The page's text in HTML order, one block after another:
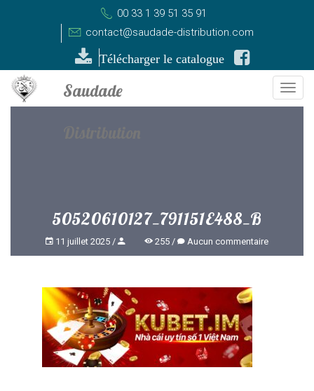
00 33 1 39 51 35 91
contact@saudade-distribution.com
Télécharger le catalogue
50520610127_791151E488_B
11 juillet 2025 255 Aucun commentaire